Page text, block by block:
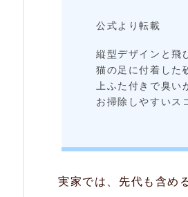
2.
2.
が
公式より転載
縦型デザインと飛
猫の足に付着した
上ふた付きで臭い
お掃除しやすいス
実家では、先代も含め